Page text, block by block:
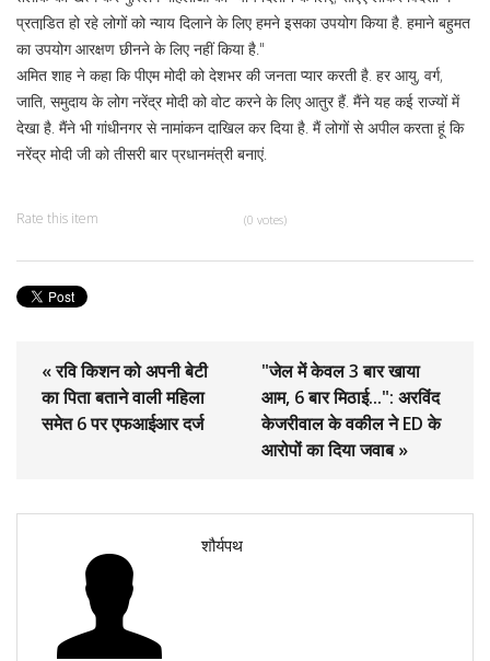
प्रताडि़त हो रहे लोगों को न्‍याय दिलाने के लिए हमने इसका उपयोग किया है. हमाने बहुमत
का उपयोग आरक्षण छीनने के लिए नहीं किया है."
अमित शाह ने कहा कि पीएम मोदी को देशभर की जनता प्‍यार करती है. हर आयु, वर्ग,
जाति, समुदाय के लोग नरेंद्र मोदी को वोट करने के लिए आतुर हैं. मैंने यह कई राज्‍यों में
देखा है. मैंने भी गांधीनगर से नामांकन दाखिल कर दिया है. मैं लोगों से अपील करता हूं कि
नरेंद्र मोदी जी को तीसरी बार प्रधानमंत्री बनाएं.
Rate this item (0 votes)
« रवि किशन को अपनी बेटी
का पिता बताने वाली महिला
समेत 6 पर एफआईआर दर्ज
"जेल में केवल 3 बार खाया
आम, 6 बार मिठाई...": अरविंद
केजरीवाल के वकील ने ED के
आरोपों का दिया जवाब »
शौर्यपथ